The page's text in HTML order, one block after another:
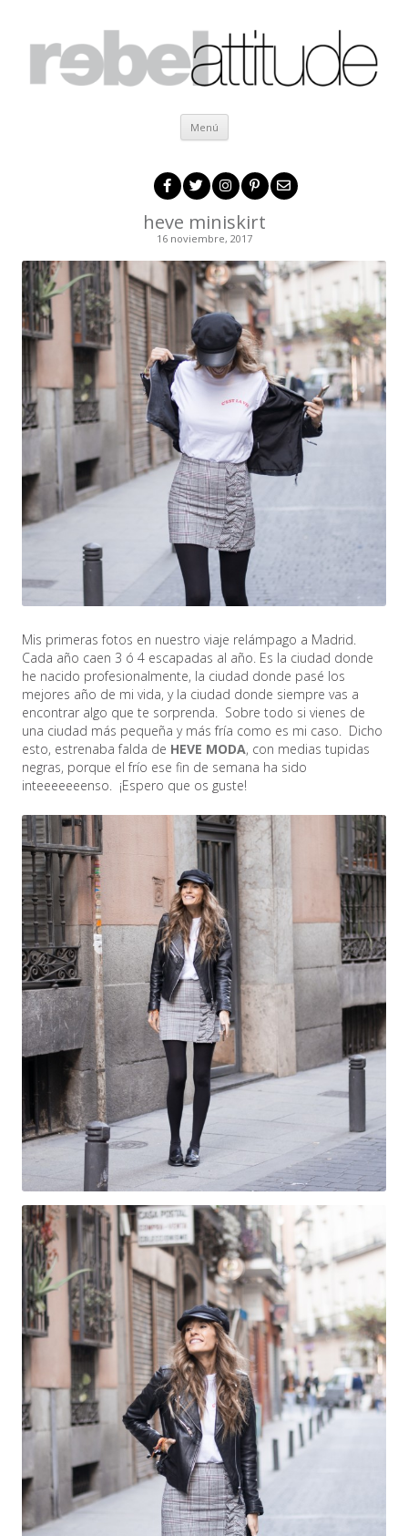
Menú Ir al contenido
heve miniskirt
16 noviembre, 2017
Mis primeras fotos en nuestro viaje relámpago a Madrid.
Cada año caen 3 ó 4 escapadas al año. Es la ciudad donde
he nacido profesionalmente, la ciudad donde pasé los
mejores año de mi vida, y la ciudad donde siempre vas a
encontrar algo que te sorprenda. Sobre todo si vienes de
una ciudad más pequeña y más fría como es mi caso. Dicho
esto, estrenaba falda de HEVE MODA, con medias tupidas
negras, porque el frío ese fin de semana ha sido
inteeeeeeenso. ¡Espero que os guste!